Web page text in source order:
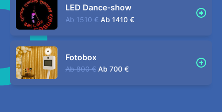
LED Dance-show
Ab 1510 € Ab 1410 €
Fotobox
Ab 800 € Ab 700 €